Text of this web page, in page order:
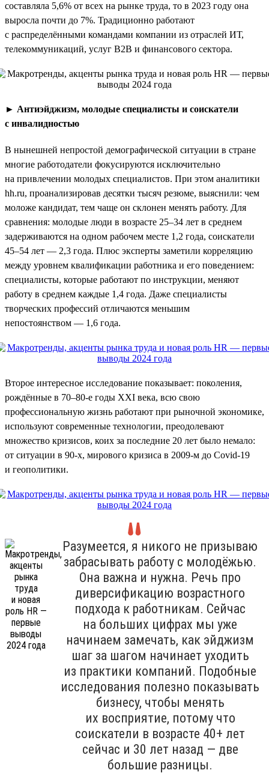
составляла 5,6% от всех на рынке труда, то в 2023 году она
выросла почти до 7%. Традиционно работают
с распределёнными командами компании из отраслей ИТ,
телекоммуникаций, услуг B2B и финансового сектора.
► Антиэйджизм, молодые специалисты и соискатели
с инвалидностью
В нынешней непростой демографической ситуации в стране
многие работодатели фокусируются исключительно
на привлечении молодых специалистов. При этом аналитики
hh.ru, проанализировав десятки тысяч резюме, выяснили: чем
моложе кандидат, тем чаще он склонен менять работу. Для
сравнения: молодые люди в возрасте 25–34 лет в среднем
задерживаются на одном рабочем месте 1,2 года, соискатели
45–54 лет — 2,3 года. Плюс эксперты заметили корреляцию
между уровнем квалификации работника и его поведением:
специалисты, которые работают по инструкции, меняют
работу в среднем каждые 1,4 года. Даже специалисты
творческих профессий отличаются меньшим
непостоянством — 1,6 года.
Второе интересное исследование показывает: поколения,
рождённые в 70–80-е годы XXI века, всю свою
профессиональную жизнь работают при рыночной экономике,
используют современные технологии, преодолевают
множество кризисов, коих за последние 20 лет было немало:
от ситуации в 90-х, мирового кризиса в 2009-м до Covid-19
и геополитики.
Разумеется, я никого не призываю
забрасывать работу с молодёжью.
Она важна и нужна. Речь про
диверсификацию возрастного
подхода к работникам. Сейчас
на больших цифрах мы уже
начинаем замечать, как эйджизм
шаг за шагом начинает уходить
из практики компаний. Подобные
исследования полезно показывать
бизнесу, чтобы менять
их восприятие, потому что
соискатели в возрасте 40+ лет
сейчас и 30 лет назад — две
большие разницы.